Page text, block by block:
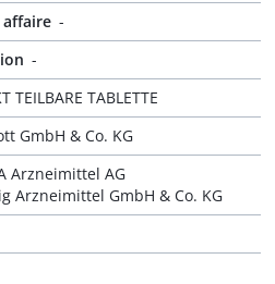
-
-
TEILBARE TABLETTE
GmbH & Co. KG
Arzneimittel AG
Arzneimittel GmbH & Co. KG